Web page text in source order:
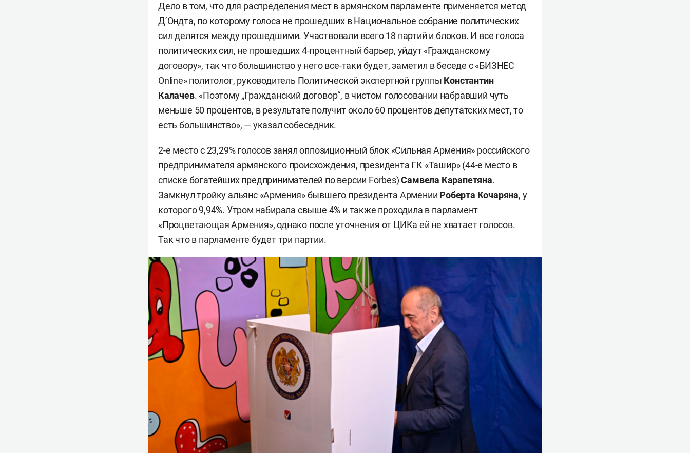
Дело в том, что для распределения мест в армянском парламенте применяется метод
Д’Ондта, по которому голоса не прошедших в Национальное собрание политических
сил делятся между прошедшими. Участвовали всего 18 партий и блоков. И все голоса
политических сил, не прошедших 4-процентный барьер, уйдут «Гражданскому
договору», так что большинство у него все-таки будет, заметил в беседе с «БИЗНЕС
Online» политолог, руководитель Политической экспертной группы Константин
Калачев. «Поэтому „Гражданский договор“, в чистом голосовании набравший чуть
меньше 50 процентов, в результате получит около 60 процентов депутатских мест, то
есть большинство», — указал собеседник.
2-е место с 23,29% голосов занял оппозиционный блок «Сильная Армения» российского
предпринимателя армянского происхождения, президента ГК «Ташир» (44-е место в
списке богатейших предпринимателей по версии Forbes)Самвела Карапетяна.
Замкнул тройку альянс «Армения» бывшего президента Армении Роберта Кочаряна, у
которого 9,94%. Утром набирала свыше 4% и также проходила в парламент
«Процветающая Армения», однако после уточнения от ЦИКа ей не хватает голосов.
Так что в парламенте будет три партии.